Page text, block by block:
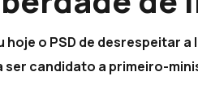
o PSD de desrespeitar
candidato a primeiro-